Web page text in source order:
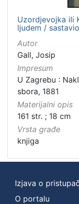
Uzordjevojka ili
ljudem /
Autor
Gall, Josip
Impresum
U Zagrebu :
sbora, 1881
Materijalni opis
161 str. ; 18 cm
Vrsta građe
knjiga
Izjava o
O portalu